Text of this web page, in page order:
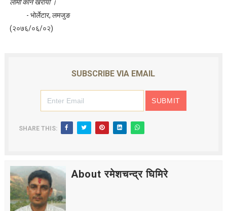
लामो काने खरायो ।
- भोर्लेटार, लमजुङ
(२०७६/०६/०२)
SUBSCRIBE VIA EMAIL
SHARE THIS:
About रमेशचन्द्र घिमिरे